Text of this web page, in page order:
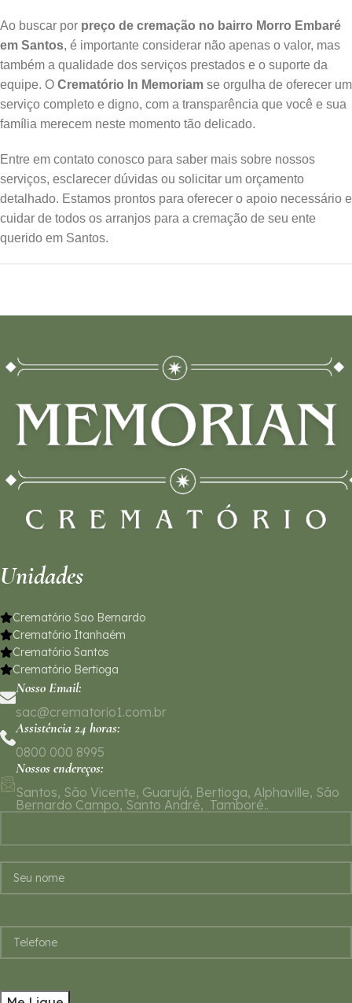
Ao buscar por preço de cremação no bairro Morro Embaré
em Santos, é importante considerar não apenas o valor, mas
também a qualidade dos serviços prestados e o suporte da
equipe. O Crematório In Memoriam se orgulha de oferecer um
serviço completo e digno, com a transparência que você e sua
família merecem neste momento tão delicado.
Entre em contato conosco para saber mais sobre nossos
serviços, esclarecer dúvidas ou solicitar um orçamento
detalhado. Estamos prontos para oferecer o apoio necessário e
cuidar de todos os arranjos para a cremação de seu ente
querido em Santos.
Unidades
Crematório Sao Bernardo
Crematório Itanhaém
Crematório Santos
Crematório Bertioga
Nosso Email:
sac@crematorio1.com.br
Assistência 24 horas:
0800 000 8995
Nossos endereços:
Santos, São Vicente, Guarujá, Bertioga, Alphaville, São
Bernardo Campo, Santo André, Tamboré..